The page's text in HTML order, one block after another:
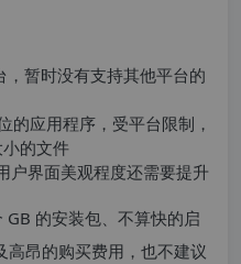
暂时没有支持其他平台的
应用程序，受平台限制，
的文件
户界面美观程度还需要提升
的安装包、不算快的启
昂的购买费用，也不建议